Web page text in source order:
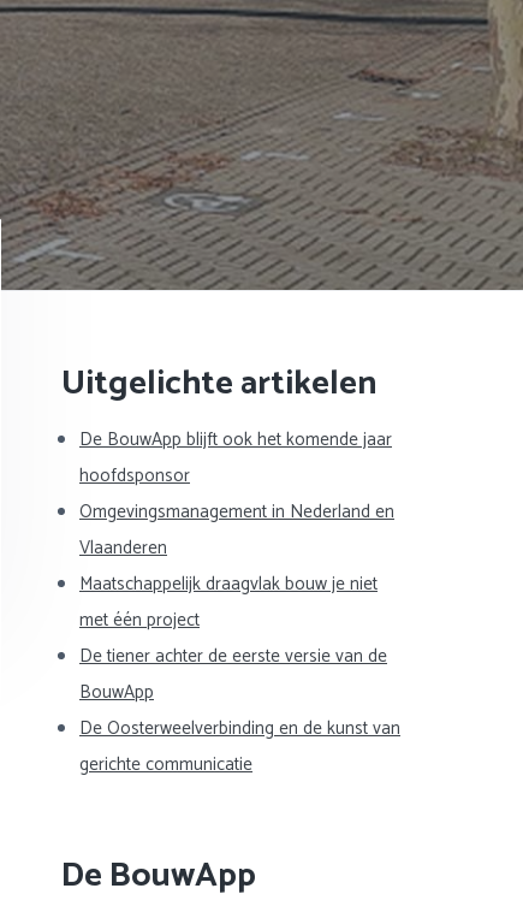
Primaire
Sidebar
Uitgelichte artikelen
De BouwApp blijft ook het komende jaar
hoofdsponsor
Omgevingsmanagement in Nederland en
Vlaanderen
Maatschappelijk draagvlak bouw je niet
met één project
De tiener achter de eerste versie van de
BouwApp
De Oosterweelverbinding en de kunst van
gerichte communicatie
De BouwApp